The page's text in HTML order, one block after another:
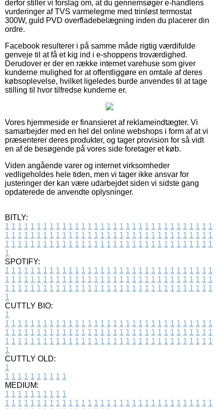
derfor stiller vi forslag om, at du gennemsøger e-handlens
vurderinger af TVS varmelegme med trinløst termostat
300W, guld PVD overfladebelægning inden du placerer din
ordre.
Facebook resulterer i på samme måde rigtig værdifulde
genveje til at få et kig ind i e-shoppens troværdighed.
Derudover er der en række internet varehuse som giver
kunderne mulighed for at offentliggøre en omtale af deres
købsoplevelse, hvilket ligeledes burde anvendes til at tage
stilling til hvor tilfredse kunderne er.
Vores hjemmeside er finansieret af reklameindtægter. Vi
samarbejder med en hel del online webshops i form af at vi
præsenterer deres produkter, og tager provision for så vidt
en af de besøgende på vores side foretager et køb.
Viden angående varer og internet virksomheder
vedligeholdes hele tiden, men vi tager ikke ansvar for
justeringer der kan være udarbejdet siden vi sidste gang
opdaterede de anvendte oplysninger.
BITLY:
1 1 1 1 1 1 1 1 1 1 1 1 1 1 1 1 1 1 1 1 1 1 1 1 1 1 1 1 1 1 1 1 1
1 1 1 1 1 1 1 1 1 1 1 1 1 1 1 1 1 1 1 1 1 1 1 1 1 1 1 1 1 1 1 1 1
1 1 1 1 1 1 1 1 1 1 1 1 1 1 1 1 1 1 1 1 1 1 1 1 1 1 1 1 1 1 1 1 1
1
SPOTIFY:
1 1 1 1 1 1 1 1 1 1 1 1 1 1 1 1 1 1 1 1 1 1 1 1 1 1 1 1 1 1 1 1 1
1 1 1 1 1 1 1 1 1 1 1 1 1 1 1 1 1 1 1 1 1 1 1 1 1 1 1 1 1 1 1 1 1
1 1 1 1 1 1 1 1 1 1 1 1 1 1 1 1 1 1 1 1 1 1 1 1 1 1 1 1 1 1 1 1 1
1
CUTTLY BIO:
1
1 1 1 1 1 1 1 1 1 1 1 1 1 1 1 1 1 1 1 1 1 1 1 1 1 1 1 1 1 1 1 1 1
1 1 1 1 1 1 1 1 1 1 1 1 1 1 1 1 1 1 1 1 1 1 1 1 1 1 1 1 1 1 1 1 1
1 1 1 1 1 1 1 1 1 1 1 1 1 1 1 1 1 1 1 1 1 1 1 1 1 1 1 1 1 1 1 1 1
1
CUTTLY OLD:
1
1 1 1 1 1 1 1 1 1 1
MEDIUM:
1 1 1 1 1 1 1 1 1 1
1 1 1 1 1 1 1 1 1 1 1 1 1 1 1 1 1 1 1 1 1 1 1 1 1 1 1 1 1 1 1 1 1